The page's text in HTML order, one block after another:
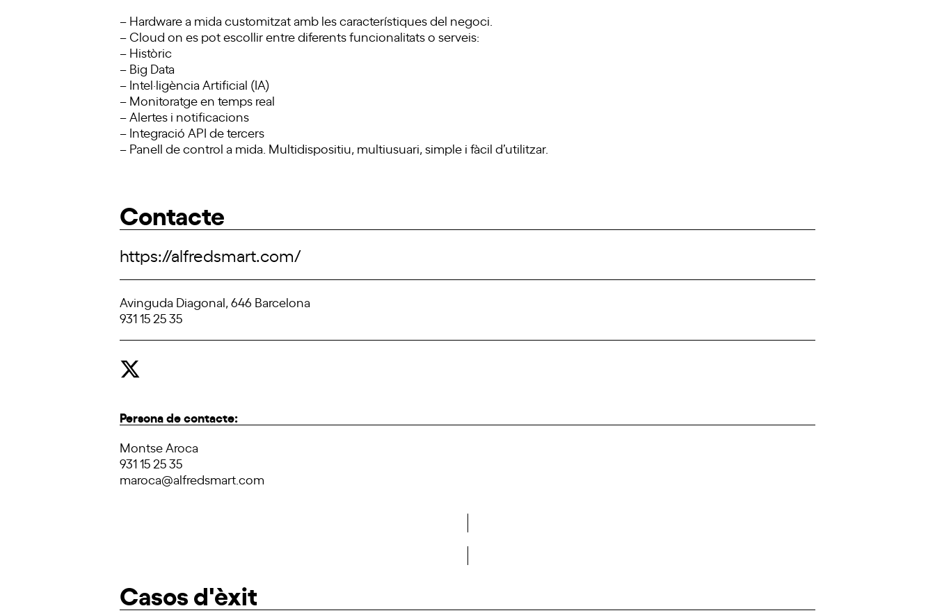
– Hardware a mida customitzat amb les característiques del negoci.
– Cloud on es pot escollir entre diferents funcionalitats o serveis:
– Històric
– Big Data
– Intel·ligència Artificial (IA)
– Monitoratge en temps real
– Alertes i notificacions
– Integració API de tercers
– Panell de control a mida. Multidispositiu, multiusuari, simple i fàcil d’utilitzar.
Contacte
https://alfredsmart.com/
Avinguda Diagonal, 646 Barcelona
931 15 25 35
Persona de contacte:
Montse Aroca
931 15 25 35
maroca@alfredsmart.com
Casos d'èxit